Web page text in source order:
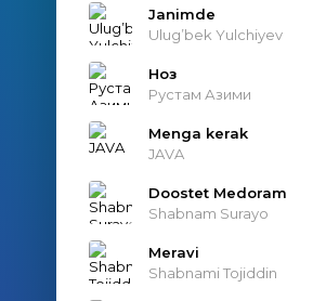
Janimde
Ulug’bek Yulchiyev
Ноз
Рустам Азими
Menga kerak
JAVA
Doostet Medoram
Shabnam Surayo
Meravi
Shabnami Tojiddin